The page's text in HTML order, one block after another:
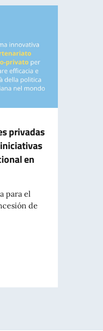
privadas
en
para el
de
2026 – Subvenciones